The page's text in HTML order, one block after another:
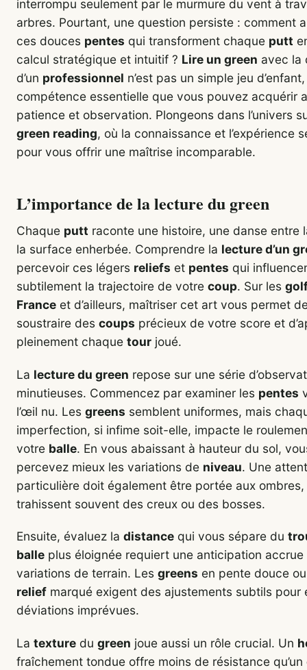
interrompu seulement par le murmure du vent à
arbres. Pourtant, une question persiste : comment
ces douces pentes qui transforment chaque putt
calcul stratégique et intuitif ? Lire un green avec la
d’un professionnel n’est pas un simple jeu
compétence essentielle que vous pouvez acquérir
patience et observation. Plongeons dans l’univers
green reading, où la connaissance et l’expérience
pour vous offrir une maîtrise incomparable.
L’importance de la lecture du green
Chaque putt raconte une histoire, une danse entre
la surface enherbée. Comprendre la lecture d’un
percevoir ces légers reliefs et pentes qui
subtilement la trajectoire de votre coup. Sur les
France et d’ailleurs, maîtriser cet art vous permet
soustraire des coups précieux de votre score et
pleinement chaque tour joué.
La lecture du green repose sur une série
minutieuses. Commencez par examiner les pentes
l’œil nu. Les greens semblent uniformes, mais
imperfection, si infime soit-elle, impacte le
votre balle. En vous abaissant à hauteur du sol,
percevez mieux les variations de niveau. Une
particulière doit également être portée aux
trahissent souvent des creux ou des bosses.
Ensuite, évaluez la distance qui vous sépare du
balle plus éloignée requiert une anticipation accrue
variations de terrain. Les greens en pente douce
relief marqué exigent des ajustements subtils pour
déviations imprévues.
La texture du green joue aussi un rôle crucial. Un
fraîchement tondue offre moins de résistance qu’un